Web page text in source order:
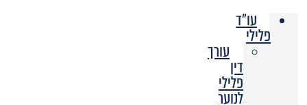
עו"ד
פלילי
עורך
דין
פלילי
לנוער